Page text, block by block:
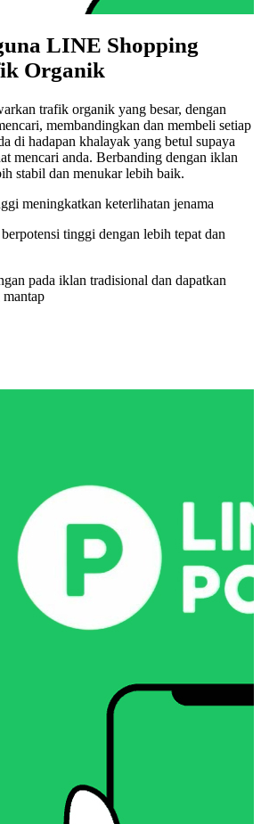
LINE Shopping
Organik
trafik organik yang besar, dengan
membandingkan dan membeli setiap
di hadapan khalayak yang betul supaya
mencari anda. Berbanding dengan iklan
stabil dan menukar lebih baik.
meningkatkan keterlihatan jenama
tinggi dengan lebih tepat dan
pada iklan tradisional dan dapatkan